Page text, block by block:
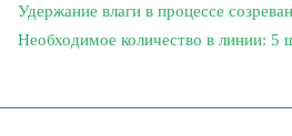
Удержание влаги в процессе
Необходимое количество в линии: 5